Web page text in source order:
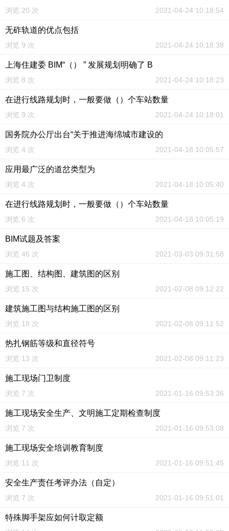
浏览 20 次 2021-04-24 10:18:54
无砟轨道的优点包括
浏览 9 次 2021-04-24 10:18:38
上海住建委 BIM“（） ” 发展规划明确了 B
浏览 8 次 2021-04-24 10:18:23
在进行线路规划时，一般要做（）个车站数量
浏览 9 次 2021-04-24 10:18:01
国务院办公厅出台“关于推进海绵城市建设的
浏览 4 次 2021-04-18 10:05:57
应用最广泛的道岔类型为
浏览 4 次 2021-04-18 10:05:40
在进行线路规划时，一般要做（）个车站数量
浏览 6 次 2021-04-18 10:05:19
BIM试题及答案
浏览 46 次 2021-03-03 09:31:58
施工图、结构图、建筑图的区别
浏览 15 次 2021-02-08 09:12:22
建筑施工图与结构施工图的区别
浏览 18 次 2021-02-08 09:11:52
热扎钢筋等级和直径符号
浏览 13 次 2021-02-08 09:11:23
施工现场门卫制度
浏览 7 次 2021-01-16 09:53:36
施工现场安全生产、文明施工定期检查制度
浏览 7 次 2021-01-16 09:53:08
施工现场安全培训教育制度
浏览 11 次 2021-01-16 09:51:45
安全生产责任考评办法（自定）
浏览 7 次 2021-01-16 09:51:01
特殊脚手架应如何计取定额